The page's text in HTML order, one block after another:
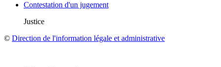
Contestation d'un jugement
Justice
© Direction de l'information légale et administrative